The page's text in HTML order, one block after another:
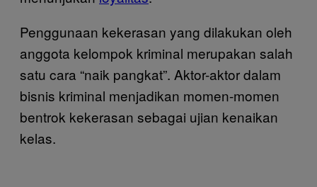
Penggunaan kekerasan yang dilakukan oleh
anggota kelompok kriminal merupakan salah
satu cara “naik pangkat”. Aktor-aktor dalam
bisnis kriminal menjadikan momen-momen
bentrok kekerasan sebagai ujian kenaikan
kelas.